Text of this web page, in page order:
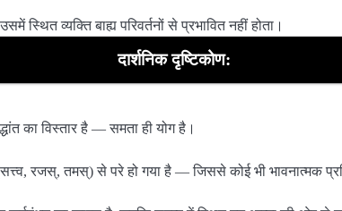
स्थित व्यक्ति बाह्य परिवर्तनों से प्रभावित नहीं होता।
दार्शनिक दृष्टिकोण:
का विस्तार है — समता ही योग है।
रजस्, तमस्) से परे हो गया है — जिससे कोई भी भावनात्मक